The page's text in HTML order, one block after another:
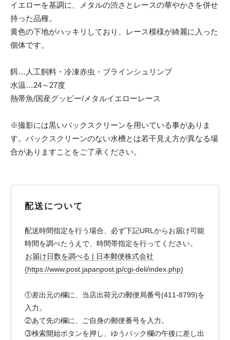
イエローを基調に、メタルの渋さとレースの華やかさを併せ
持った品種。
黄色の下地がハッキリしており、レース模様が綺麗に入った
個体です。
餌…人工飼料・冷凍赤虫・ブラインシュリンプ
水温…24～27度
熱帯魚/国産グッピー/メタルイエローレース
※撮影には黒いバックスクリーンを用いている事がありま
す。バックスクリーンのない水槽とは若干見え方が異なる場
合がありますことをご了承ください。
配送について
配送時間指定を行う場合、必ず下記URLからお届け可能
時間を調べたうえで、時間帯指定を行ってください。
お届け日数を調べる | 日本郵便株式会社
(https://www.post.japanpost.jp/cgi-deli/index.php)
①差出元の欄に、当店出荷元の郵便局番号(411-8799)を
入力。
②あて先の欄に、ご自身の郵便番号を入力。
③検索開始ボタンを押し、ゆうパック欄の午後に差し出